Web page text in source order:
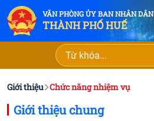
VĂN PHÒNG ỦY BAN NHÂN DÂN
THÀNH PHỐ HUẾ
Giới thiệu Chức năng nhiệm vụ
Giới thiệu chung